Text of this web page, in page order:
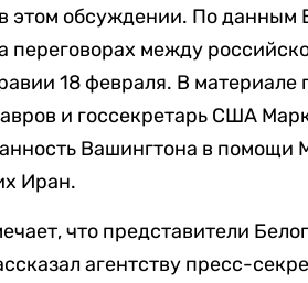
этом обсуждении. По данным
переговорах между
18 февраля. В материале
и госсекретарь США
Вашингтона в помощи
Иран.
что представители
агентству пресс-